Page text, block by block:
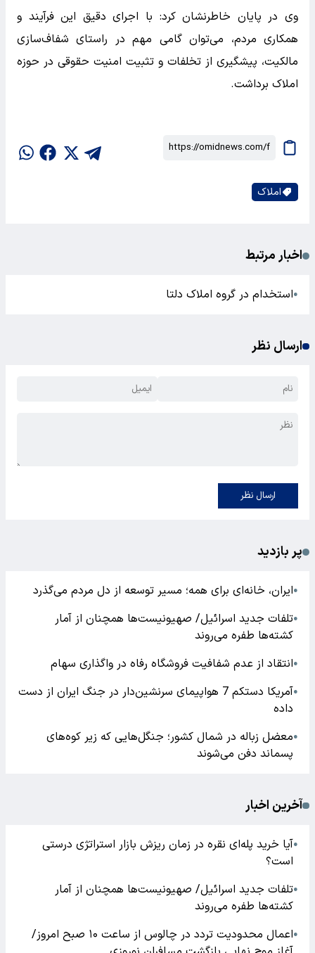
وی در پایان خاطرنشان کرد: با اجرای دقیق این فرآیند و
همکاری مردم، می‌توان گامی مهم در راستای شفاف‌سازی
مالکیت، پیشگیری از تخلفات و تثبیت امنیت حقوقی در حوزه
املاک برداشت.
املاک
اخبار مرتبط
●استخدام در گروه املاک دلتا
ارسال نظر
ارسال نظر
پر بازدید
●ایران، خانه‌ای برای همه؛ مسیر توسعه از دل مردم می‌گذرد
●تلفات جدید اسرائیل/ صهیونیست‌ها همچنان از آمار
کشته‌ها طفره می‌روند
●انتقاد از عدم شفافیت فروشگاه رفاه در واگذاری سهام
●
آمریکا دستکم 7 هواپیمای سرنشین‌دار در جنگ ایران از دست
داده
●معضل زباله در شمال کشور؛ جنگل‌هایی که زیر کوه‌های
پسماند دفن می‌شوند
آخرین اخبار
●آیا خرید پله‌ای نقره در زمان ریزش بازار استراتژی درستی
است؟
●تلفات جدید اسرائیل/ صهیونیست‌ها همچنان از آمار
کشته‌ها طفره می‌روند
●
اعمال محدودیت تردد در چالوس از ساعت ۱۰ صبح امروز/